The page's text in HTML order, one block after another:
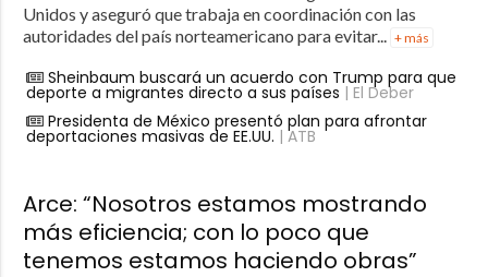
Unidos y aseguró que trabaja en coordinación con las
autoridades del país norteamericano para evitar...
+ más
Sheinbaum buscará un acuerdo con Trump para que
deporte a migrantes directo a sus países | El Deber
Presidenta de México presentó plan para afrontar
deportaciones masivas de EE.UU. | ATB
Arce: “Nosotros estamos mostrando
más eficiencia; con lo poco que
tenemos estamos haciendo obras”